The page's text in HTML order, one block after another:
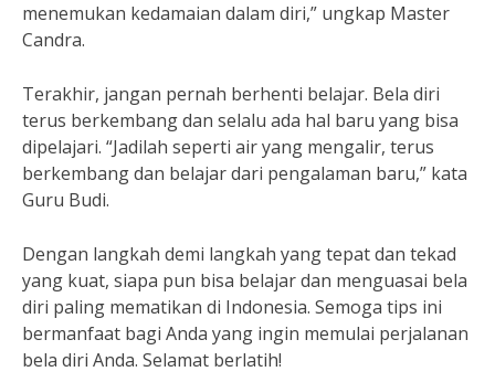
menemukan kedamaian dalam diri,” ungkap Master
Candra.
Terakhir, jangan pernah berhenti belajar. Bela diri
terus berkembang dan selalu ada hal baru yang bisa
dipelajari. “Jadilah seperti air yang mengalir, terus
berkembang dan belajar dari pengalaman baru,” kata
Guru Budi.
Dengan langkah demi langkah yang tepat dan tekad
yang kuat, siapa pun bisa belajar dan menguasai bela
diri paling mematikan di Indonesia. Semoga tips ini
bermanfaat bagi Anda yang ingin memulai perjalanan
bela diri Anda. Selamat berlatih!